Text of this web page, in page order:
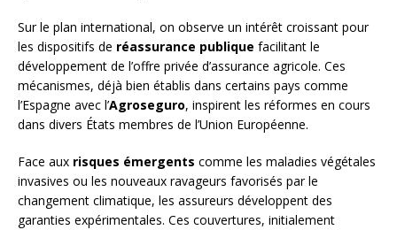
Sur le plan international, on observe un intérêt croissant pour
les dispositifs de réassurance publique facilitant le
développement de l’offre privée d’assurance agricole. Ces
mécanismes, déjà bien établis dans certains pays comme
l’Espagne avec l’Agroseguro, inspirent les réformes en cours
dans divers États membres de l’Union Européenne.
Face aux risques émergents comme les maladies végétales
invasives ou les nouveaux ravageurs favorisés par le
changement climatique, les assureurs développent des
garanties expérimentales. Ces couvertures, initialement